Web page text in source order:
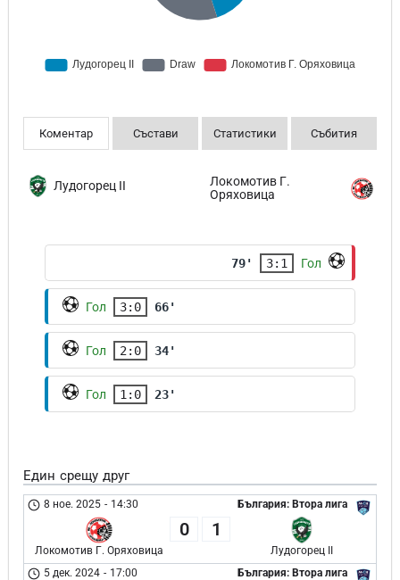
Коментар Състави Статистики Събития
Лудогорец II
Локомотив Г.
Оряховица
79' 3:1 Гол
Гол 3:0 66'
Гол 2:0 34'
Гол 1:0 23'
Един срещу друг
България: Втора лига
8 ное. 2025 - 14:30
Локомотив Г. Оряховица
0 1
Лудогорец II
България: Втора лига
5 дек. 2024 - 17:00